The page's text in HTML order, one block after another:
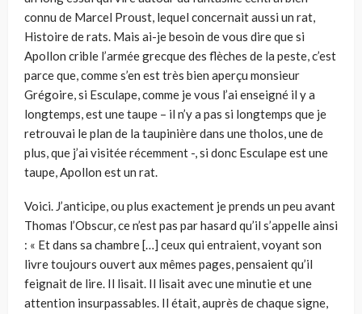
connu de Marcel Proust, lequel concernait aussi un rat,
Histoire de rats. Mais ai-je besoin de vous dire que si
Apollon crible l’armée grecque des flèches de la peste, c’est
parce que, comme s’en est très bien aperçu monsieur
Grégoire, si Esculape, comme je vous l’ai enseigné il y a
longtemps, est une taupe – il n’y a pas si longtemps que je
retrouvai le plan de la taupinière dans une tholos, une de
plus, que j’ai visitée récemment -, si donc Esculape est une
taupe, Apollon est un rat.
Voici. J’anticipe, ou plus exactement je prends un peu avant
Thomas l’Obscur, ce n’est pas par hasard qu’il s’appelle ainsi
: « Et dans sa chambre […] ceux qui entraient, voyant son
livre toujours ouvert aux mêmes pages, pensaient qu’il
feignait de lire. Il lisait. Il lisait avec une minutie et une
attention insurpassables. Il était, auprès de chaque signe,